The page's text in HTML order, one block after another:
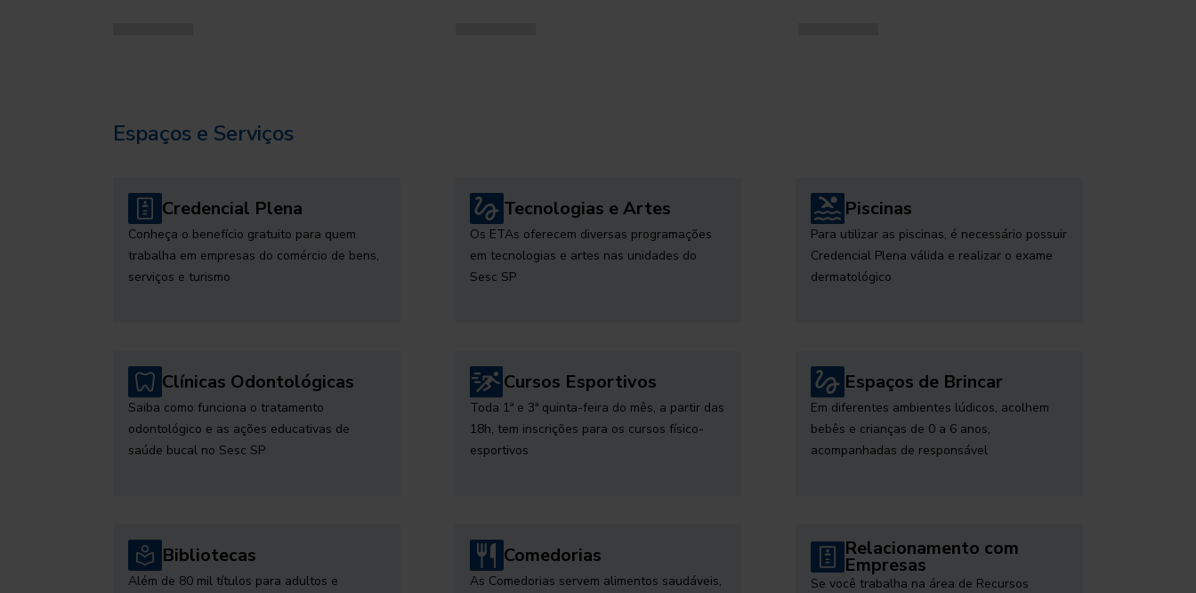
Espaços e Serviços
Credencial Plena
Conheça o benefício gratuito para quem
trabalha em empresas do comércio de bens,
serviços e turismo
Tecnologias e Artes
Os ETAs oferecem diversas programações
em tecnologias e artes nas unidades do
Sesc SP
Piscinas
Para utilizar as piscinas, é necessário possuir
Credencial Plena válida e realizar o exame
dermatológico
Clínicas Odontológicas
Saiba como funciona o tratamento
odontológico e as ações educativas de
saúde bucal no Sesc SP
Cursos Esportivos
Toda 1ª e 3ª quinta-feira do mês, a partir das
18h, tem inscrições para os cursos físico-
esportivos
Espaços de Brincar
Em diferentes ambientes lúdicos, acolhem
bebês e crianças de 0 a 6 anos,
acompanhadas de responsável
Bibliotecas
Além de 80 mil títulos para adultos e
Comedorias
As Comedorias servem alimentos saudáveis,
Relacionamento com
Empresas
Se você trabalha na área de Recursos